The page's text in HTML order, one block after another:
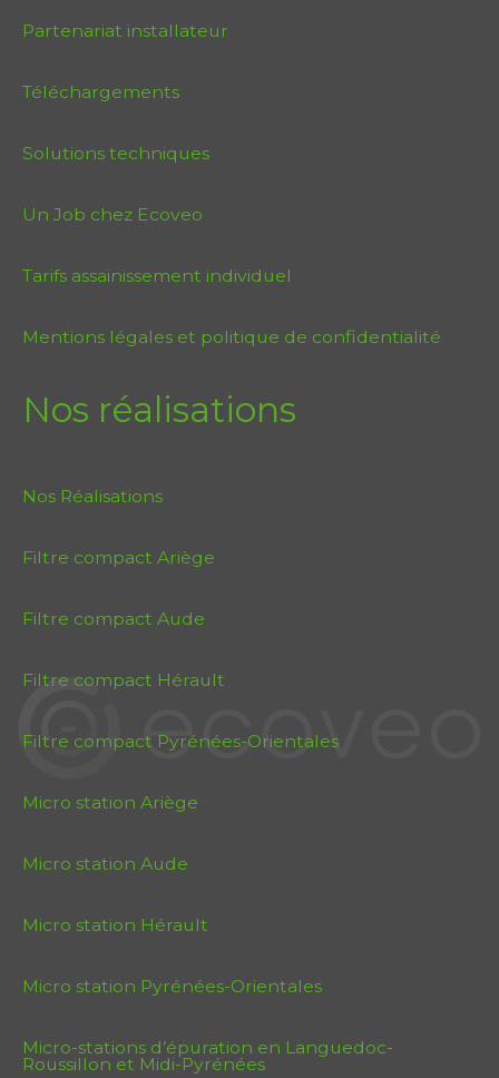
Partenariat installateur
Téléchargements
Solutions techniques
Un Job chez Ecoveo
Tarifs assainissement individuel
Mentions légales et politique de confidentialité
Nos réalisations
Nos Réalisations
Filtre compact Ariège
Filtre compact Aude
Filtre compact Hérault
Filtre compact Pyrénées-Orientales
Micro station Ariège
Micro station Aude
Micro station Hérault
Micro station Pyrénées-Orientales
Micro-stations d’épuration en Languedoc-
Roussillon et Midi-Pyrénées